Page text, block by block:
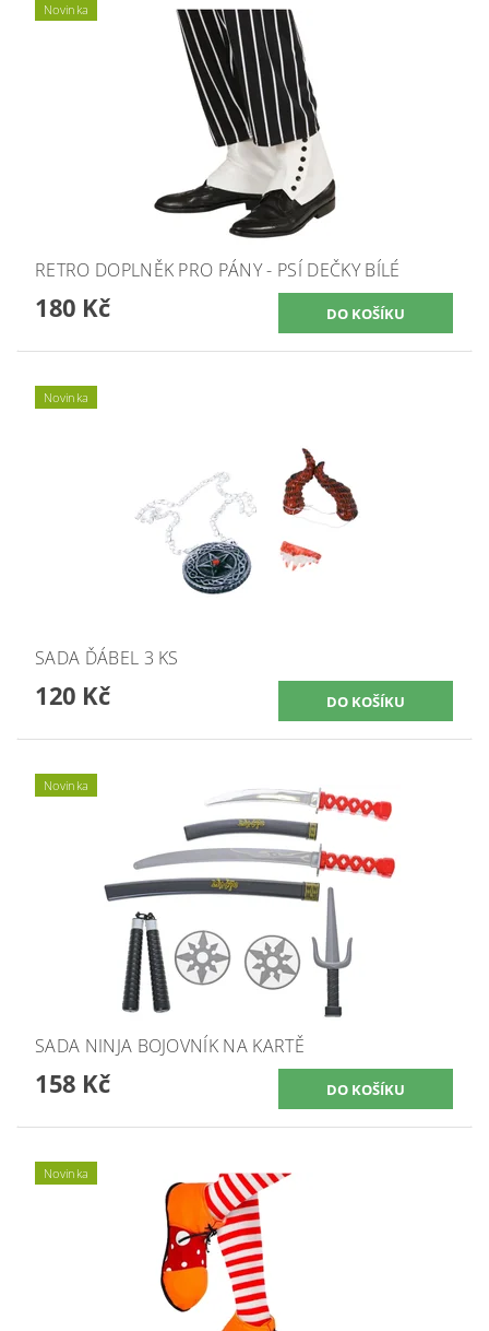
Novinka
RETRO DOPLNĚK PRO PÁNY - PSÍ DEČKY BÍLÉ
180 Kč
Novinka
SADA ĎÁBEL 3 KS
120 Kč
Novinka
SADA NINJA BOJOVNÍK NA KARTĚ
158 Kč
Novinka